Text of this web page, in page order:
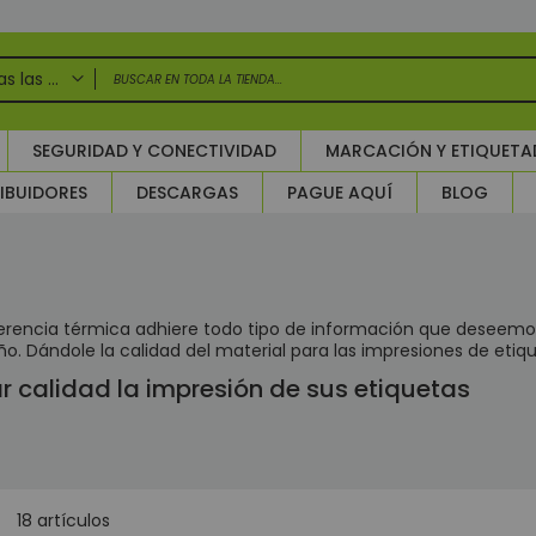
Todas las categorias
LAS CATEGORIAS
Electrónica
cerrado de televisión - Grabadores (CCTV)
Grabadores Análogo - Penta hibrido HD
Grabadores IP - NVR
Paneles
SEGURIDAD Y CONECTIVIDAD MARCACIÓN Y
DESCARGAS PAGUE AQUÍ BLOG
térmica adhiere todo tipo de información que
Dándole la calidad del material para las impresiones de
calidad la impresión de sus etiquetas
18 artículos